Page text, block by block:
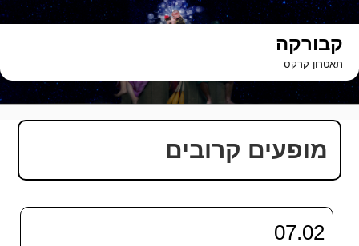
דילוג
לתוכן
קבורקה
תאטרון קרקס
מופעים קרובים
07.02